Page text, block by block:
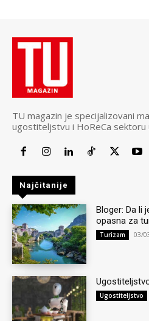
TU magazin je specijalizovani
ugostiteljstvu i HoReCa sektoru
Najčitanije
Bloger: Da li
opasna za
Turizam 03/
Ugostiteljstvo